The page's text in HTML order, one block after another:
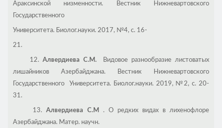
Араксинской низменности. Вестник Нижневартовского
Государственного
Университета. Биолог.науки. 2017, №4, с. 16-
21.
12. Алвердиева С.М.
Видовое разнообразие листоватых
лишайников Азербайджана. Вестник Нижневартовского
Государственного Университета. Биолог.науки. 2019, №2, с. 20-
31.
13. Алвердиева С.М
. О редких видах в лихенофлоре
Азербайджана. Матер. научн.